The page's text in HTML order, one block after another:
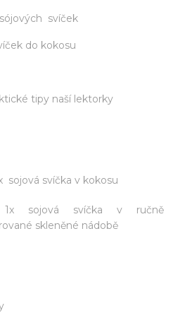
svíček
do kokosu
tipy naší lektorky
sojová svíčka v kokosu
sojová svíčka v ručně
skleněné nádobě